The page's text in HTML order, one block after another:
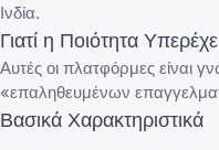
Ινδία.
Γιατί η Ποιότητα
Αυτές οι πλατφόρμες είναι
«επαληθευμένων
Βασικά Χαρακτηριστικά